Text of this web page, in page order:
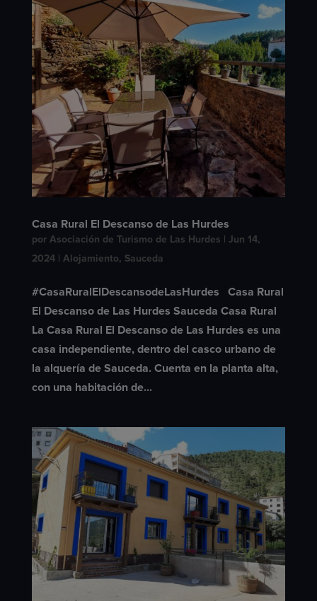
Casa Rural El Descanso de Las Hurdes
por Asociación de Turismo de Las Hurdes | Jun 14,
2024| Alojamiento, Sauceda
#CasaRuralElDescansodeLasHurdes Casa Rural
El Descanso de Las Hurdes Sauceda Casa Rural
La Casa Rural El Descanso de Las Hurdes es una
casa independiente, dentro del casco urbano de
la alquería de Sauceda. Cuenta en la planta alta,
con una habitación de...